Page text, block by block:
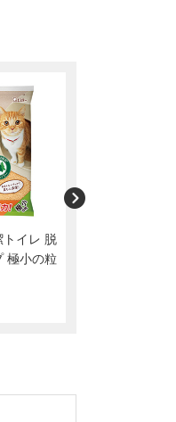
トイレ 脱
極小の粒